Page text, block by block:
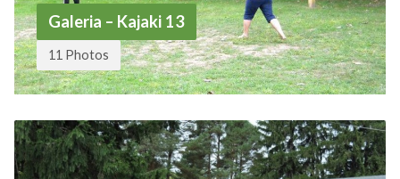
Galeria – Kajaki 13
11 Photos